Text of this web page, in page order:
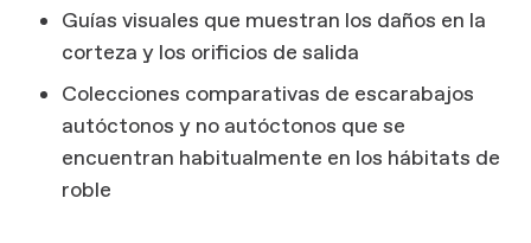
Guías visuales que muestran los daños en la
corteza y los orificios de salida
Colecciones comparativas de escarabajos
autóctonos y no autóctonos que se
encuentran habitualmente en los hábitats de
roble